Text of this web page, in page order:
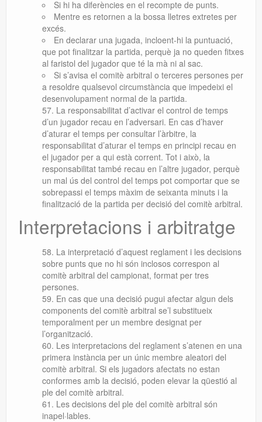
Si hi ha diferències en el recompte de punts.
Mentre es retornen a la bossa lletres extretes per
excés.
En declarar una jugada, incloent-hi la puntuació,
que pot finalitzar la partida, perquè ja no queden fitxes
al faristol del jugador que té la mà ni al sac.
Si s’avisa el comitè arbitral o terceres persones per
a resoldre qualsevol circumstància que impedeixi el
desenvolupament normal de la partida.
La responsabilitat d’activar el control de temps
d’un jugador recau en l’adversari. En cas d’haver
d’aturar el temps per consultar l’àrbitre, la
responsabilitat d’aturar el temps en principi recau en
el jugador per a qui està corrent. Tot i això, la
responsabilitat també recau en l’altre jugador, perquè
un mal ús del control del temps pot comportar que se
sobrepassi el temps màxim de seixanta minuts i la
finalització de la partida per decisió del comitè arbitral.
Interpretacions i arbitratge
La interpretació d’aquest reglament i les decisions
sobre punts que no hi són inclosos correspon al
comitè arbitral del campionat, format per tres
persones.
En cas que una decisió pugui afectar algun dels
components del comitè arbitral se’l substitueix
temporalment per un membre designat per
l’organització.
Les interpretacions del reglament s’atenen en una
primera instància per un únic membre aleatori del
comitè arbitral. Si els jugadors afectats no estan
conformes amb la decisió, poden elevar la qüestió al
ple del comitè arbitral.
Les decisions del ple del comitè arbitral són
inapel·lables.